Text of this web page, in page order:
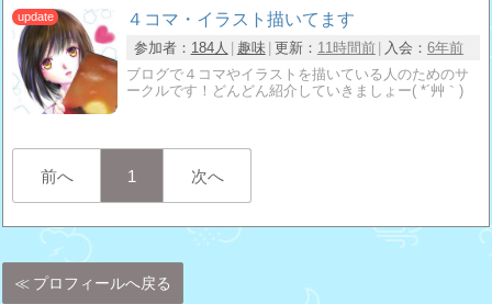
４コマ・イラスト描いてます
参加者： 184人 趣味 更新： 11時間前 入会： 6年前
ブログで４コマやイラストを描いている人のためのサ
ークルです！どんどん紹介していきましょー( *´艸｀)
前へ 1 次へ
プロフィールへ戻る